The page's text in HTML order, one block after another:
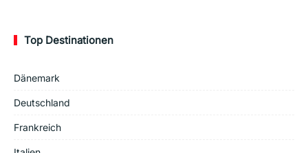
Top Destinationen
Dänemark
Deutschland
Frankreich